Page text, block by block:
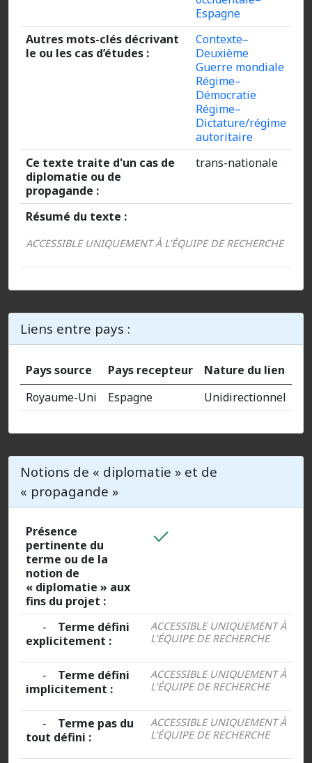
Espagne
Autres mots-clés décrivant
le ou les cas d’études :
Contexte–
Deuxième
Guerre mondiale
Régime–
Démocratie
Régime–
Dictature/régime
autoritaire
Ce texte traite d'un cas de
diplomatie ou de
propagande :
trans-nationale
Résumé du texte :
ACCESSIBLE UNIQUEMENT À L’ÉQUIPE DE RECHERCHE
Liens entre pays :
Pays source Pays recepteur
Nature du lien
Royaume-Uni
Espagne Unidirectionnel
Notions de « diplomatie » et de
« propagande »
Présence
pertinente du
terme ou de la
notion de
« diplomatie » aux
fins du projet :
- Terme défini
explicitement :
ACCESSIBLE UNIQUEMENT À
L’ÉQUIPE DE RECHERCHE
- Terme défini
implicitement :
ACCESSIBLE UNIQUEMENT À
L’ÉQUIPE DE RECHERCHE
- Terme pas du
tout défini :
ACCESSIBLE UNIQUEMENT À
L’ÉQUIPE DE RECHERCHE